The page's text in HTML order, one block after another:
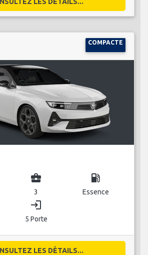
COMPACTE
business_center
3
local_gas_station
Essence
login
5 Porte
LES DÉTAILS...